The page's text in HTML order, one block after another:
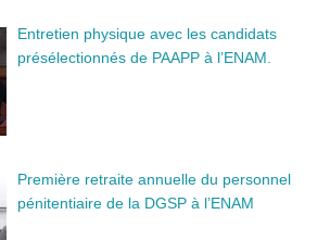
Entretien physique avec les candidats
présélectionnés de PAAPP à l’ENAM.
Première retraite annuelle du personnel
pénitentiaire de la DGSP à l’ENAM